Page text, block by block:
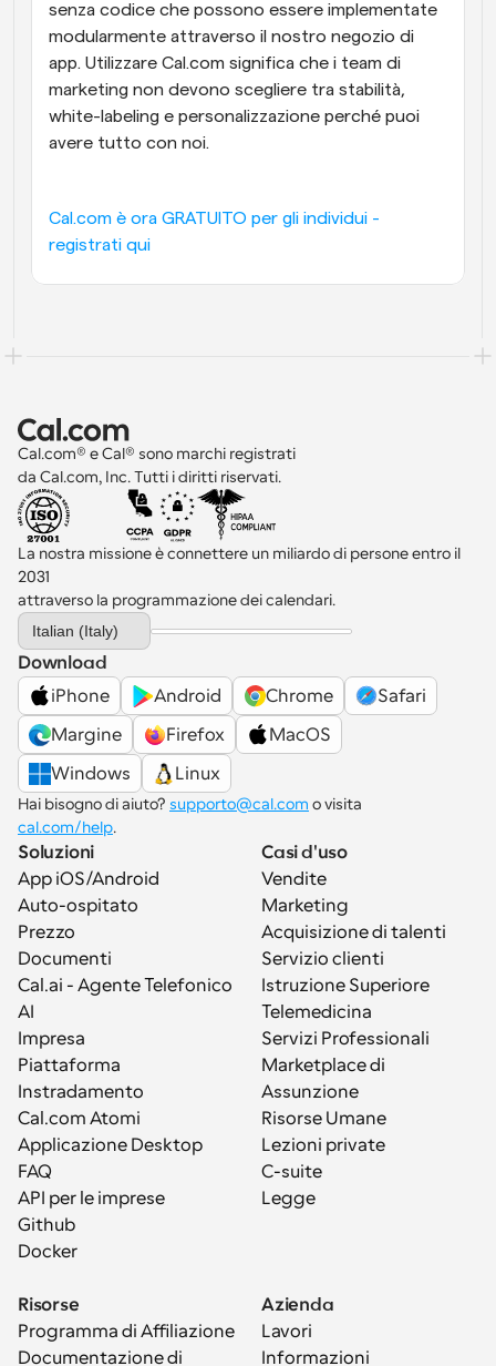
senza codice che possono essere implementate
modularmente attraverso il nostro negozio di
app. Utilizzare Cal.com significa che i team di
marketing non devono scegliere tra stabilità,
white-labeling e personalizzazione perché puoi
avere tutto con noi.
Cal.com è ora GRATUITO per gli individui -
registrati qui
Cal.com® e Cal® sono marchi registrati
da Cal.com, Inc. Tutti i diritti riservati.
La nostra missione è connettere un miliardo di persone entro il
2031
attraverso la programmazione dei calendari.
Select Language
Italian (Italy)
Download
iPhone
Android Chrome
Safari
Margine
Firefox
MacOS
Windows
Linux
Hai bisogno di aiuto? supporto@cal.com
cal.com/help.
Soluzioni
App iOS/Android
Auto-ospitato
Prezzo
Documenti
Cal.ai - Agente Telefonico
AI
Impresa
Piattaforma
Instradamento
Cal.com Atomi
Applicazione Desktop
FAQ
API per le imprese
Github
Docker
Casi d'uso
Vendite
Marketing
Acquisizione di talenti
Servizio clienti
Istruzione Superiore
Telemedicina
Servizi Professionali
Marketplace di
Assunzione
Risorse Umane
Lezioni private
C-suite
Legge
Risorse
Programma di Affiliazione
Documentazione di
Azienda
Lavori
Informazioni